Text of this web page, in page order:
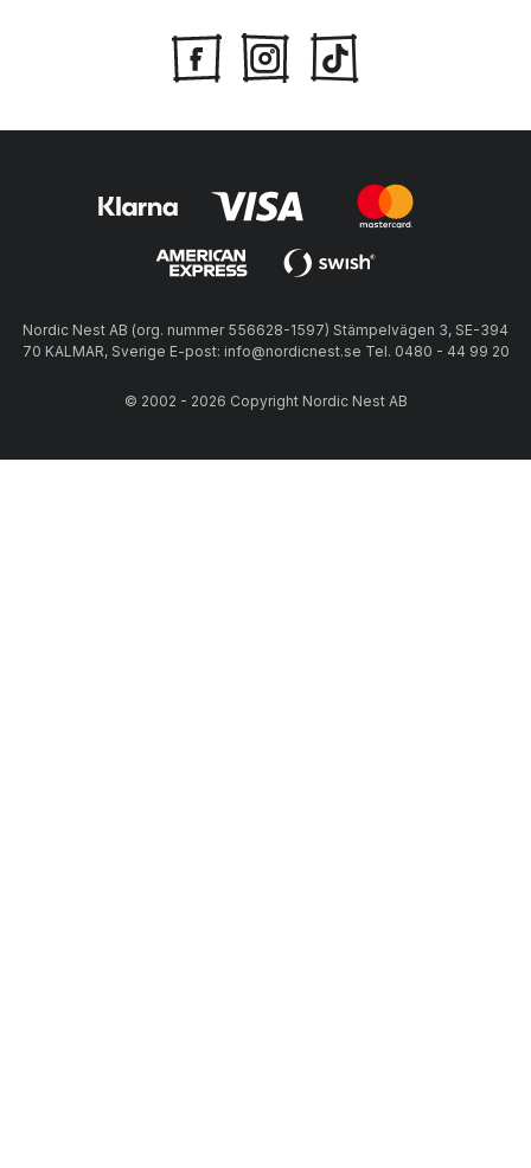
Nordic Nest AB (org. nummer 556628-1597) Stämpelvägen 3, SE-394
70 KALMAR, Sverige E-post: info@nordicnest.se Tel. 0480 - 44 99 20
© 2002 - 2026 Copyright Nordic Nest AB